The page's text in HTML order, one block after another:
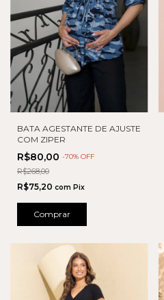
BATA AGESTANTE DE AJUSTE
COM ZIPER
R$80,00 -70% OFF
R$268,00
R$75,20 com Pix
Comprar